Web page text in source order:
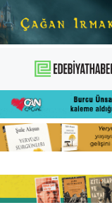
İçeriğe
atla